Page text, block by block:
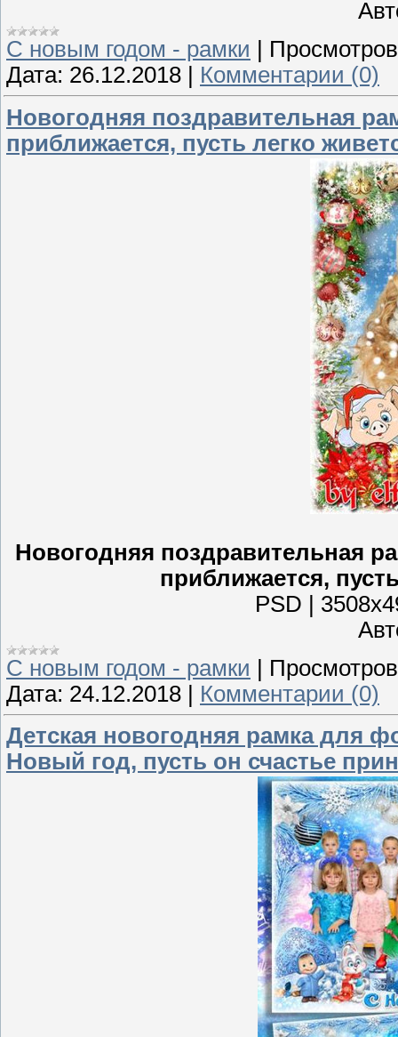
С новым годом - рамки
Дата: 26.12.2018
Комментарии (0)
Новогодняя поздравительная
приближается, пусть легко
Новогодняя поздравительная
приближается,
PSD |
С новым годом - рамки |
Дата: 24.12.2018 | Комментарии (0)
Детская новогодняя рамка для
Новый год, пусть он счастье